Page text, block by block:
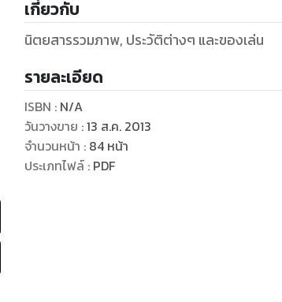
เกี่ยวกับ
นิตยสารรวมภาพ, ประวัติต่างๆ และของเล่น
รายละเอียด
ISBN : N/A
วันวางขาย :13 ส.ค. 2013
จำนวนหน้า : 84 หน้า
ประเภทไฟล์: PDF